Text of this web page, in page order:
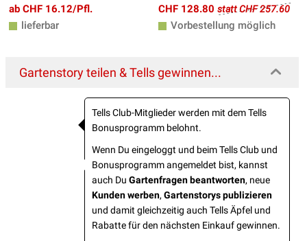
ab CHF 16.12/Pfl.
lieferbar
CHF 128.80 statt CHF 257.60
Vorbestellung möglich
Gartenstory teilen & Tells gewinnen...
Tells Club-Mitglieder werden mit dem Tells
Bonusprogramm belohnt.
Wenn Du eingeloggt und beim Tells Club und
Bonusprogramm angemeldet bist, kannst
auch Du Gartenfragen beantworten, neue
Kunden werben, Gartenstorys publizieren
und damit gleichzeitig auch Tells Äpfel und
Rabatte für den nächsten Einkauf gewinnen.